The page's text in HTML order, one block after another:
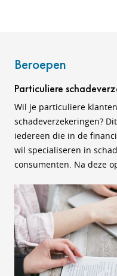
Beroepen
Particuliere
Wil je particuliere
schadeverzekeringen?
iedereen die in de
wil specialiseren in
consumenten. Na deze